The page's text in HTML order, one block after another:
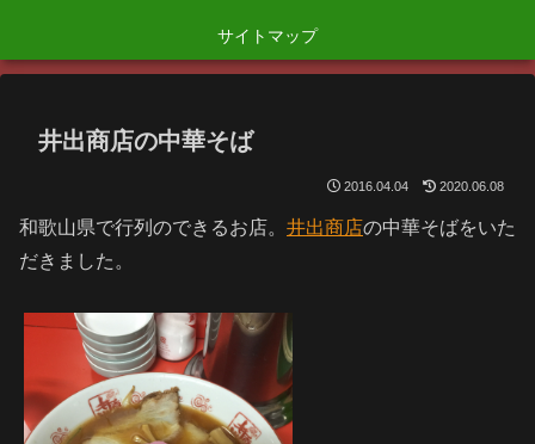
サイトマップ
井出商店の中華そば
2016.04.04 2020.06.08
和歌山県で行列のできるお店。 井出商店の中華そばをいた
だきました。